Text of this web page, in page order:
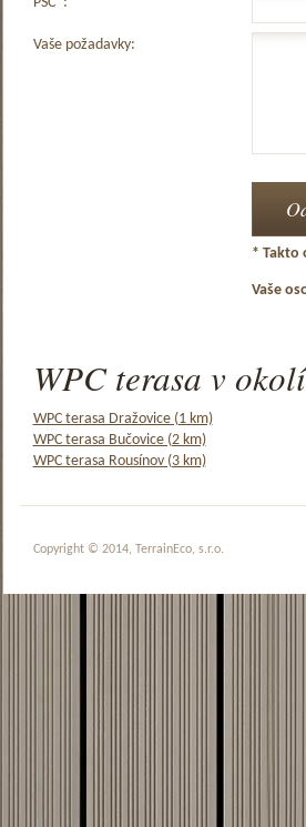
Vaše požadavky:
* Takto
Vaše
WPC terasa v okolí
WPC terasa Dražovice (1 km)
WPC terasa Bučovice (2 km)
WPC terasa Rousínov (3 km)
Copyright © 2014, TerrainEco, s.r.o.